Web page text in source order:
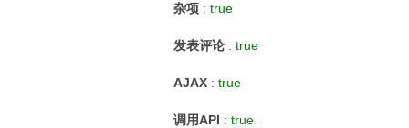
杂项 : true
发表评论 : true
AJAX : true
调用API : true